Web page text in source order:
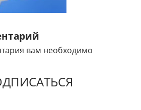
вам необходимо